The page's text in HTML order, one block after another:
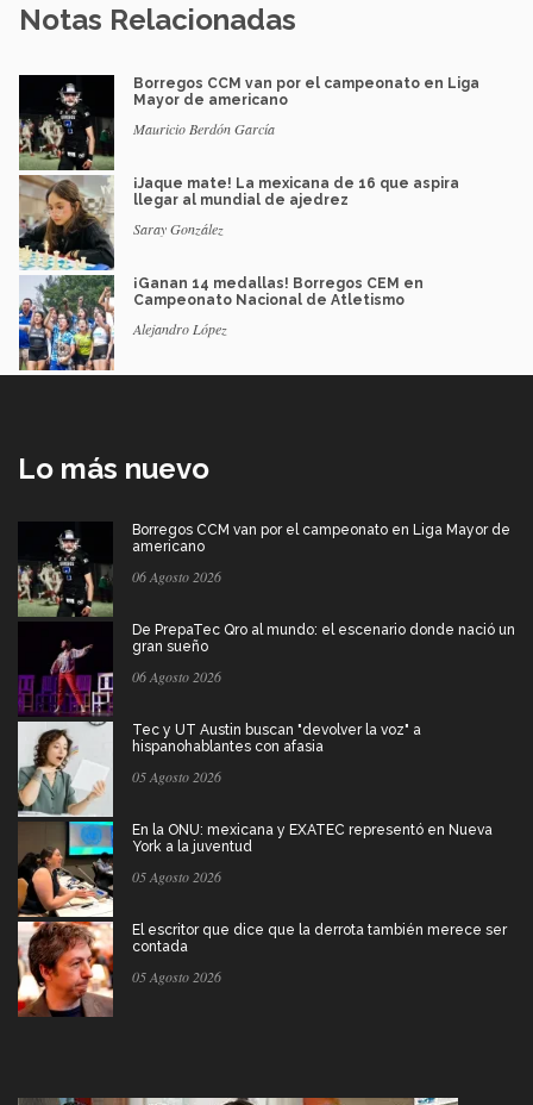
Notas Relacionadas
Borregos CCM van por el campeonato en Liga
Mayor de americano
Mauricio Berdón García
¡Jaque mate! La mexicana de 16 que aspira
llegar al mundial de ajedrez
Saray González
¡Ganan 14 medallas! Borregos CEM en
Campeonato Nacional de Atletismo
Alejandro López
Lo más nuevo
Borregos CCM van por el campeonato en Liga Mayor de
americano
06 Agosto 2026
De PrepaTec Qro al mundo: el escenario donde nació un
gran sueño
06 Agosto 2026
Tec y UT Austin buscan "devolver la voz" a
hispanohablantes con afasia
05 Agosto 2026
En la ONU: mexicana y EXATEC representó en Nueva
York a la juventud
05 Agosto 2026
El escritor que dice que la derrota también merece ser
contada
05 Agosto 2026